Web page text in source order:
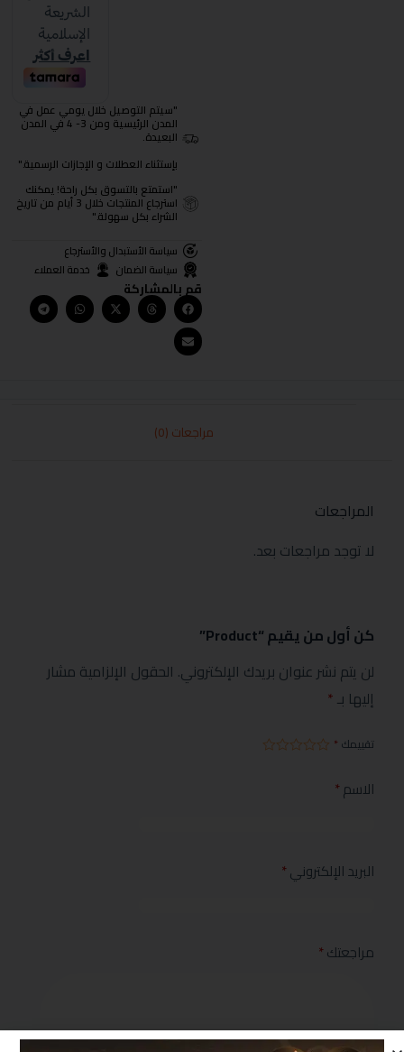
"سيتم التوصيل خلال يومي عمل في
المدن الرئيسية ومن 3- 4 في المدن
البعيدة.
بإستثناء العطلات و الإجازات الرسمية."
"استمتع بالتسوق بكل راحة! يمكنك
استرجاع المنتجات خلال 3 أيام من تاريخ
الشراء بكل سهولة."
سياسة الأستبدال والأسترجاع
سياسة الضمان
خدمة العملاء
قم بالمشاركة
مراجعات (0)
المراجعات
لا توجد مراجعات بعد.
كن أول من يقيم “Product”
لن يتم نشر عنوان بريدك الإلكتروني. الحقول الإلزامية مشار
إليها بـ*
تقييمك *
الاسم*
البريد الإلكتروني*
مراجعتك*